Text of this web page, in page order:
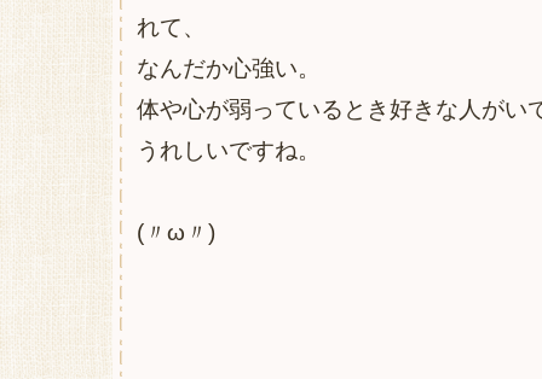
れて、
なんだか心強い。
体や心が弱っているとき好きな人がい
うれしいですね。
(〃ω〃)